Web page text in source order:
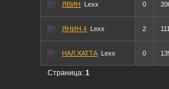
ЯВИН Lexx 0
ЯНИН 4 Lexx 2 111
НАЛ ХАТТА Lexx 0
Страница:1